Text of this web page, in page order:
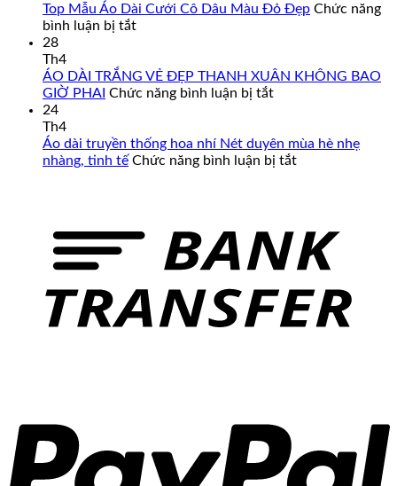
Cách
Tân
Cấp
–
Mẫu
Mã,
Chuẩn
Đến
Size
Top Mẫu Áo Dài Cưới Cô Dâu Màu Đỏ Đẹp Chức năng
bình luận bị tắtở
Áo
Dài
Dâu
Màu
28
Th4
ÁO DÀI TRẮNG VẺ ĐẸP THANH XUÂN KHÔNG BAO
GIỜ PHAI Chức năng bình luận bị tắtở
TRẮNG
VẺ
BAO
GIỜ
24
Th4
Áo dài truyền thống hoa nhí Nét duyên mùa hè nhẹ
nhàng, tinh tế Chức năng bình luận bị tắtở
hoa
nhí
duyên
mùa
hè